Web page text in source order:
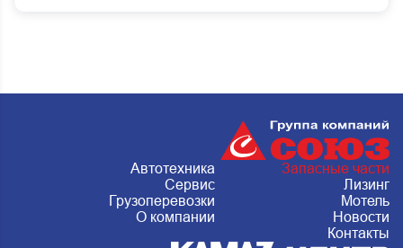
Автотехника
Запасные части
Сервис
Лизинг
Грузоперевозки
Мотель
О компании
Новости
Контакты